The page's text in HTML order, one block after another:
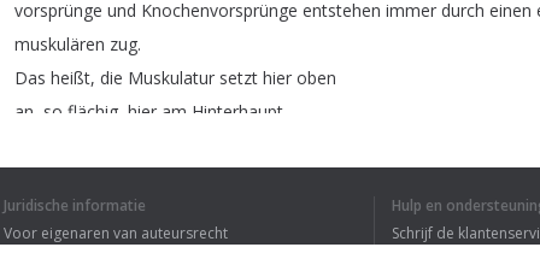
vorsprünge und Knochenvorsprünge entstehen immer durch einen
muskulären zug.
Das heißt, die Muskulatur setzt hier oben
an so flächig hier am Hinterhaupt
Occipit ist das"Hinterhaupt
daher Hinterhaupts Kopfschmerz. Da
Juridische informatie
Voor eigenaren van auteursrecht
Hulp en
Schrijf de